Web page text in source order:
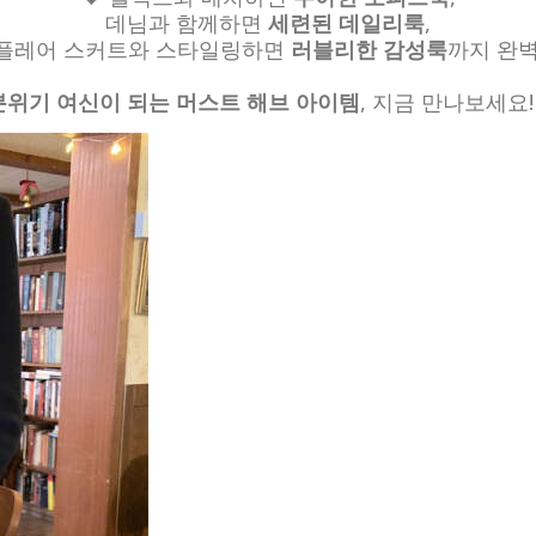
데님과 함께하면 세련된 데일리룩,
레어 스커트와 스타일링하면 러블리한 감성룩까지 완
위기 여신이 되는 머스트 해브 아이템, 지금 만나보세